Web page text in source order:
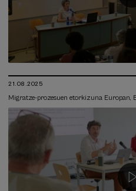
21.08.2025
Migratze-prozesuen etorkizuna Europan,